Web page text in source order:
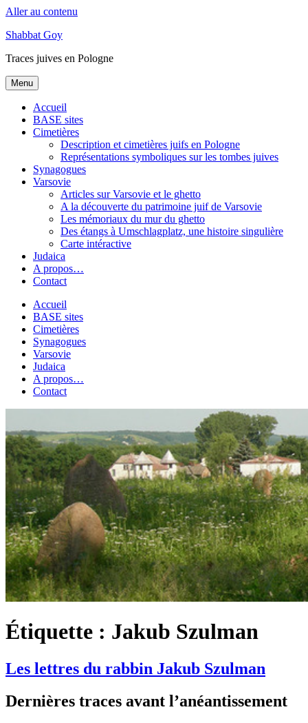
Aller au contenu
Shabbat Goy
Traces juives en Pologne
Menu
Accueil
BASE sites
Cimetières
Description et cimetières juifs en Pologne
Représentations symboliques sur les tombes juives
Synagogues
Varsovie
Articles sur Varsovie et le ghetto
A la découverte du patrimoine juif de Varsovie
Les mémoriaux du mur du ghetto
Des étangs à Umschlagplatz, une histoire singulière
Carte intéractive
Judaica
A propos…
Contact
Accueil
BASE sites
Cimetières
Synagogues
Varsovie
Judaica
A propos…
Contact
Étiquette : Jakub Szulman
Les lettres du rabbin Jakub Szulman
Dernières traces avant l’anéantissement